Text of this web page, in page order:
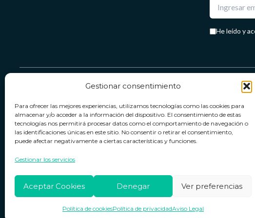
Gestionar consentimiento
Para ofrecer las mejores experiencias, utilizamos tecnologías como las cookies para
almacenar y/o acceder a la información del dispositivo. El consentimiento de estas
tecnologías nos permitirá procesar datos como el comportamiento de navegación o
las identificaciones únicas en este sitio. No consentir o retirar el consentimiento,
puede afectar negativamente a ciertas características y funciones.
Gestionar los servicios
Aceptar Cookies Denegar Ver preferencias
Política de cookiesPolítica de privacidadAviso Legal
He leído y
Contacto
Política de devoluciones
Horario de atención
Lun. a Vie.: 09:00h - 18:00h
Términos y condiciones
Política de privacidad
Política de cookies
Telf.